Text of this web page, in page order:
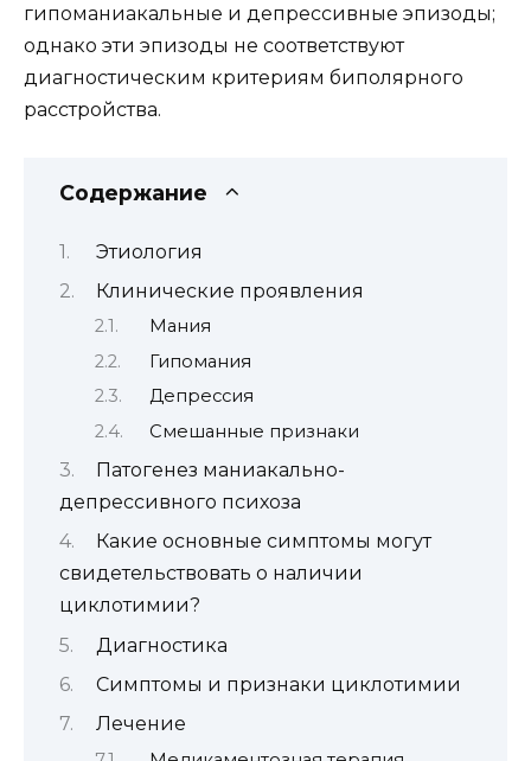
гипоманиакальные и депрессивные эпизоды;
однако эти эпизоды не соответствуют
диагностическим критериям биполярного
расстройства.
Содержание
Этиология
Клинические проявления
Мания
Гипомания
Депрессия
Смешанные признаки
Патогенез маниакально-
депрессивного психоза
Какие основные симптомы могут
свидетельствовать о наличии
циклотимии?
Диагностика
Симптомы и признаки циклотимии
Лечение